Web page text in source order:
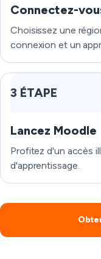
Connectez-
Choisissez une
connexion et un
3 ÉTAPE
Lancez Moodle
Profitez d'un accès
d'apprentissage.